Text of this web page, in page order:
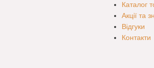
Каталог
Акції та
Відгуки
Контакти